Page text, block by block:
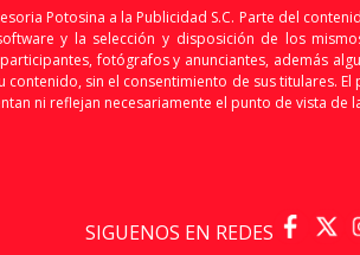
Potosina a la Publicidad S.C. Parte del
y la selección y disposición de los
fotógrafos y anunciantes, además
sin el consentimiento de sus titulares.
ni reflejan necesariamente el punto de vista
SIGUENOS EN REDES